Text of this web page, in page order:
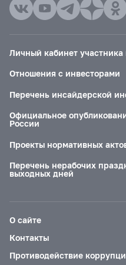
Личный кабинет
Отношения с инвесторами
Перечень инсайдерской
Официальное
России
Проекты нормативных
Перечень нерабочих
выходных дней
О сайте
Контакты
Противодействие